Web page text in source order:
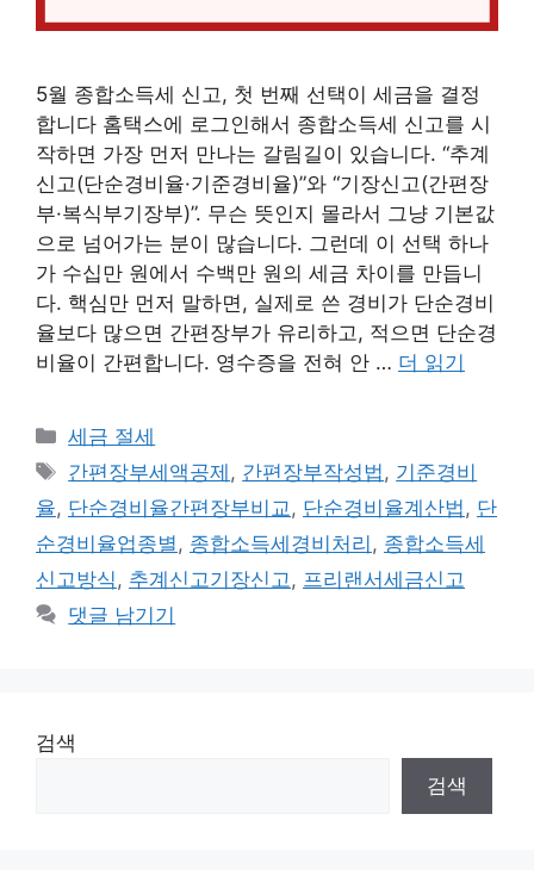
5월 종합소득세 신고, 첫 번째 선택이 세금을 결정
합니다 홈택스에 로그인해서 종합소득세 신고를 시
작하면 가장 먼저 만나는 갈림길이 있습니다. “추계
신고(단순경비율·기준경비율)”와 “기장신고(간편장
부·복식부기장부)”. 무슨 뜻인지 몰라서 그냥 기본값
으로 넘어가는 분이 많습니다. 그런데 이 선택 하나
가 수십만 원에서 수백만 원의 세금 차이를 만듭니
다. 핵심만 먼저 말하면, 실제로 쓴 경비가 단순경비
율보다 많으면 간편장부가 유리하고, 적으면 단순경
비율이 간편합니다. 영수증을 전혀 안 … 더 읽기
카
테
리
세금 절세
태
그
간편장부세액공제 , 간편장부작성법 , 기준경비
율, 단순경비율간편장부비교 , 단순경비율계산법 , 단
순경비율업종별 , 종합소득세경비처리 , 종합소득세
신고방식 , 추계신고기장신고 , 프리랜서세금신고
댓글 남기기
검색
검색